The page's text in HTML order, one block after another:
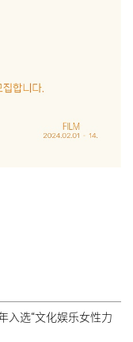
入选“文化娱乐女性力